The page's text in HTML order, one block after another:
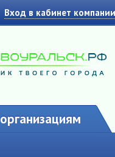
Вход в кабинет компании
организациям